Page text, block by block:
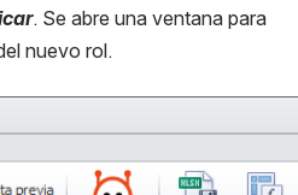
. Se abre una ventana para
nuevo rol.